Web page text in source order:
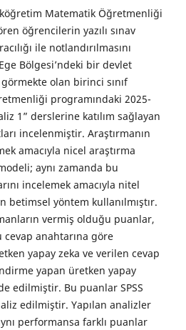
Matematik Öğretmenliği
öğrencilerin yazılı sınav
ile notlandırılmasını
Bölgesi’ndeki bir devlet
olan birinci sınıf
programındaki 2025-
1” derslerine katılım sağlayan
incelenmiştir. Araştırmanın
amacıyla nicel araştırma
aynı zamanda bu
incelemek amacıyla nitel
betimsel yöntem kullanılmıştır.
vermiş olduğu puanlar,
anahtarına göre
yapay zeka ve verilen cevap
yapan üretken yapay
edilmiştir. Bu puanlar SPSS
edilmiştir. Yapılan analizler
performansa farklı puanlar